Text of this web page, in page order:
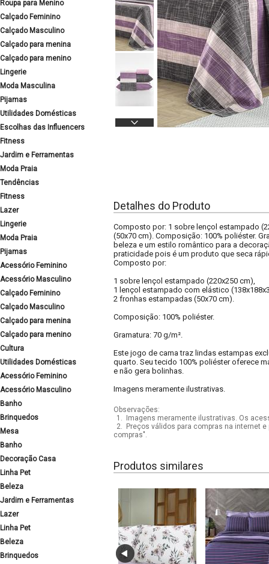
Roupa para Menino
Calçado Feminino
Calçado Masculino
Calçado para menina
Calçado para menino
Lingerie
Moda Masculina
Pijamas
Utilidades Domésticas
Escolhas das Influencers
Fitness
Jardim e Ferramentas
Moda Praia
Tendências
Fitness
Lazer
Lingerie
Moda Praia
Pijamas
Acessório Feminino
Acessório Masculino
Calçado Feminino
Calçado Masculino
Calçado para menina
Calçado para menino
Cultura
Utilidades Domésticas
Acessório Feminino
Acessório Masculino
Banho
Brinquedos
Mesa
Banho
Decoração Casa
Linha Pet
Beleza
Jardim e Ferramentas
Lazer
Linha Pet
Beleza
Brinquedos
Detalhes do Produto
Composto por: 1 sobre lençol estampado
(50x70 cm). Composição: 100% poliéster.
beleza e um estilo romântico para a
praticidade pois é um produto que seca
Composto por:
1 sobre lençol estampado (220x250 cm),
1 lençol estampado com elástico
2 fronhas estampadas (50x70 cm).
Composição: 100% poliéster.
Gramatura: 70 g/m².
Este jogo de cama traz lindas estampas
quarto. Seu tecido 100% poliéster oferece
e não gera bolinhas.
Imagens meramente ilustrativas.
Observações:
1.
Imagens meramente ilustrativas. Os
2.
Preços válidos para compras na internet
compras".
Produtos similares